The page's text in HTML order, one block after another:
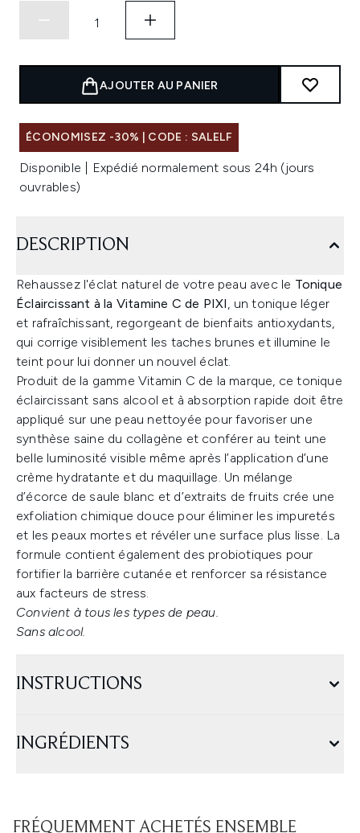
AJOUTER AU PANIER
ÉCONOMISEZ -30% | CODE : SALELF
Disponible | Expédié normalement sous 24h (jours
ouvrables)
DESCRIPTION
Rehaussez l'éclat naturel de votre peau avec le Tonique
Éclaircissant à la Vitamine C de PIXI, un tonique léger
et rafraîchissant, regorgeant de bienfaits antioxydants,
qui corrige visiblement les taches brunes et illumine le
teint pour lui donner un nouvel éclat.
Produit de la gamme Vitamin C de la marque, ce tonique
éclaircissant sans alcool et à absorption rapide doit être
appliqué sur une peau nettoyée pour favoriser une
synthèse saine du collagène et conférer au teint une
belle luminosité visible même après l’application d’une
crème hydratante et du maquillage. Un mélange
d’écorce de saule blanc et d’extraits de fruits crée une
exfoliation chimique douce pour éliminer les impuretés
et les peaux mortes et révéler une surface plus lisse. La
formule contient également des probiotiques pour
fortifier la barrière cutanée et renforcer sa résistance
aux facteurs de stress.
Convient à tous les types de peau.
Sans alcool.
INSTRUCTIONS
INGRÉDIENTS
FRÉQUEMMENT ACHETÉS ENSEMBLE